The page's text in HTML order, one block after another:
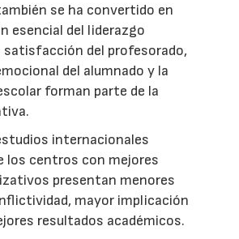
se ha convertido en
esencial del liderazgo
satisfacción del profesorado,
del alumnado y la
forman parte de la
internacionales
los centros con mejores
presentan menores
mayor implicación
resultados académicos.